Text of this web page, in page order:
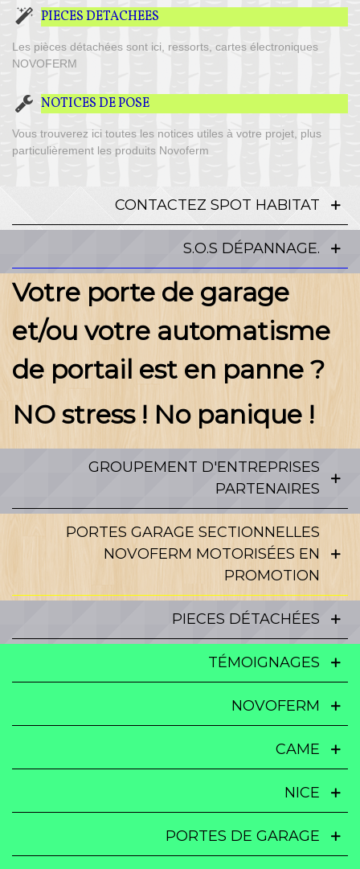
PIECES DETACHEES
Les pièces détachées sont ici, ressorts, cartes électroniques
NOVOFERM
NOTICES DE POSE
Vous trouverez ici toutes les notices utiles à votre projet, plus
particulièrement les produits Novoferm
CONTACTEZ SPOT HABITAT
S.O.S DÉPANNAGE.
Votre porte de garage
et/ou votre automatisme
de portail est en panne ?
NO stress ! No panique !
GROUPEMENT D'ENTREPRISES
PARTENAIRES
PORTES GARAGE SECTIONNELLES
NOVOFERM MOTORISÉES EN
PROMOTION
PIECES DÉTACHÉES
TÉMOIGNAGES
NOVOFERM
CAME
NICE
PORTES DE GARAGE